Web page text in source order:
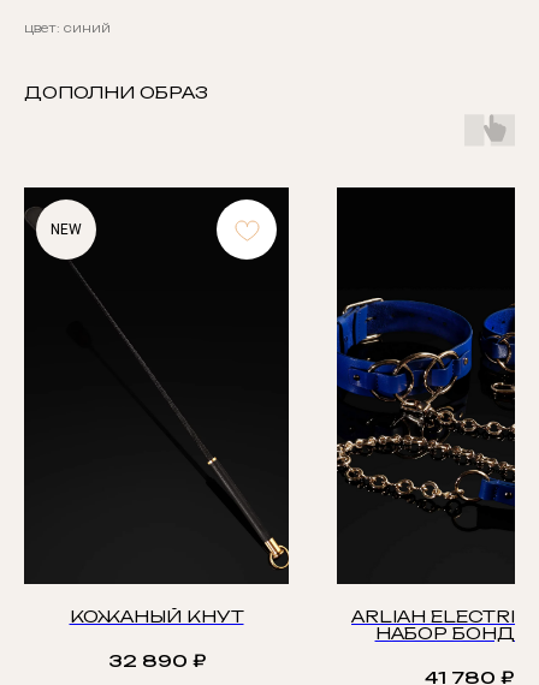
цвет: синий
ДОПОЛНИ ОБРАЗ
NEW
КОЖАНЫЙ КНУТ
32 890 ₽
ARLIAH ELECTRIC
НАБОР
41 780 ₽